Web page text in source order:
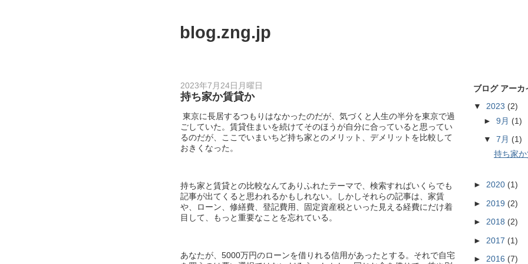
blog.zng.jp
2023年7月24日月曜日
持ち家か賃貸か
東京に長居するつもりはなかったのだが、気づくと人生の半分を東京で過
ごしていた。賃貸住まいを続けてそのほうが自分に合っていると思ってい
るのだが、ここでいまいちど持ち家とのメリット、デメリットを比較して
おきくなった。
持ち家と賃貸との比較なんてありふれたテーマで、検索すればいくらでも
記事が出てくると思われるかもしれない。しかしそれらの記事は、家賃
や、ローン、修繕費、登記費用、固定資産税といった見える経費にだけ着
目して、もっと重要なことを忘れている。
あなたが、5000万円のローンを借りれる信用があったとする。それで自宅
ブログ アーカ
▼ 2023 (2)
► 9月 (1)
▼ 7月 (1)
持ち家
► 2020 (1)
► 2019 (2)
► 2018 (2)
► 2017 (1)
► 2016 (7)